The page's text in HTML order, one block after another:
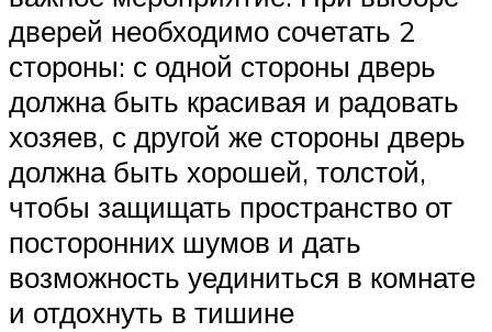
дверей необходимо сочетать 2
стороны: с одной стороны дверь
должна быть красивая и радовать
хозяев, с другой же стороны дверь
должна быть хорошей, толстой,
чтобы защищать пространство от
посторонних шумов и дать
возможность уединиться в комнате
и отдохнуть в тишине